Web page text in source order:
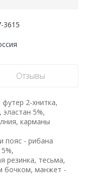
3615
Отзывы
2-хнитка,
5%,
карманы
пояс - рибана
резинка, тесьма,
бочком, манжет -